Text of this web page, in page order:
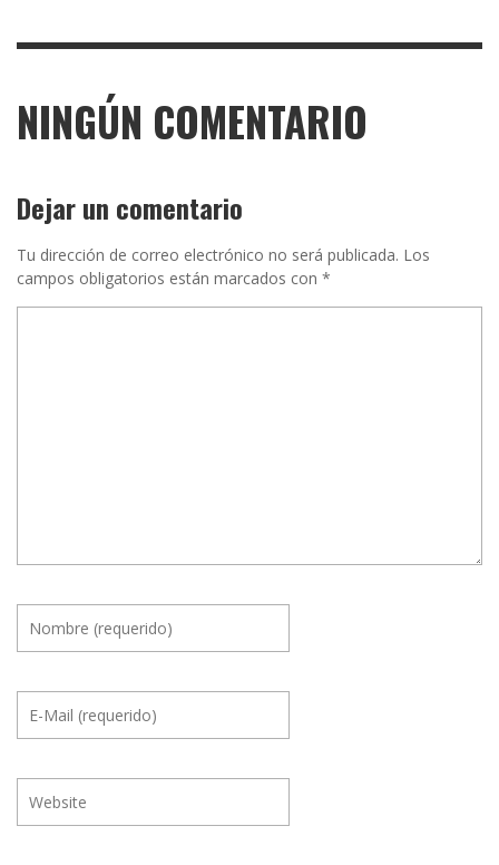
NINGÚN COMENTARIO
Dejar un comentario
Tu dirección de correo electrónico no será publicada. Los
campos obligatorios están marcados con *